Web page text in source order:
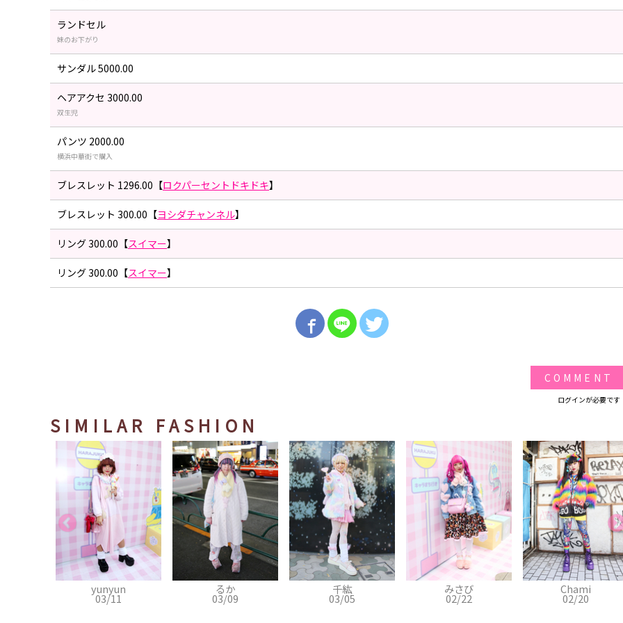
ランドセル
妹のお下がり
サンダル 5000.00
ヘアアクセ 3000.00
双生児
パンツ 2000.00
横浜中華街で購入
ブレスレット 1296.00【ロクパーセントドキドキ】
ブレスレット 300.00【ヨシダチャンネル】
リング 300.00【スイマー】
リング 300.00【スイマー】
COMMENT
ログインが必要です
SIMILAR FASHION
るか
03/09
千紘
03/05
みさび
02/22
Chami
02/20
ぷりんちゃん
02/17